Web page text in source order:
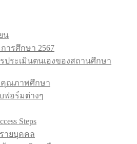
น
ารศึกษา 2567
ประเมินตนเองของสถานศึกษา
ณภาพศึกษา
ฟอร์มต่างๆ
Steps
ายบุคคล